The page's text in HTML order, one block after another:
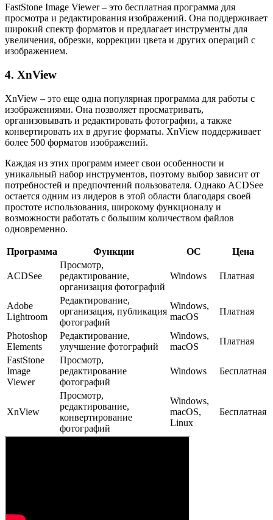
FastStone Image Viewer – это бесплатная программа для
просмотра и редактирования изображений. Она поддерживает
широкий спектр форматов и предлагает инструменты для
увеличения, обрезки, коррекции цвета и других операций с
изображением.
4. XnView
XnView – это еще одна популярная программа для работы с
изображениями. Она позволяет просматривать,
организовывать и редактировать фотографии, а также
конвертировать их в другие форматы. XnView поддерживает
более 500 форматов изображений.
Каждая из этих программ имеет свои особенности и
уникальный набор инструментов, поэтому выбор зависит от
потребностей и предпочтений пользователя. Однако ACDSee
остается одним из лидеров в этой области благодаря своей
простоте использования, широкому функционалу и
возможности работать с большим количеством файлов
одновременно.
Программа Функции ОС Цена
ACDSee
Просмотр,
редактирование,
организация фотографий
Windows Платная
Adobe
Lightroom
Редактирование,
организация, публикация
фотографий
Windows,
macOS
Платная
Photoshop
Elements
Редактирование,
улучшение фотографий
Windows,
macOS
Платная
FastStone
Image
Viewer
Просмотр,
редактирование
фотографий
Windows Бесплатная
XnView
Просмотр,
редактирование,
конвертирование
фотографий
Windows,
macOS,
Linux
Бесплатная